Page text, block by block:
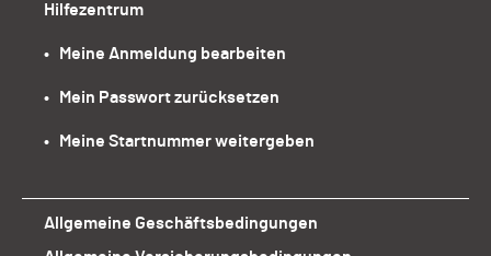
Hilfezentrum
•   Meine Anmeldung bearbeiten
•   Mein Passwort zurücksetzen
•   Meine Startnummer weitergeben
Allgemeine Geschäftsbedingungen